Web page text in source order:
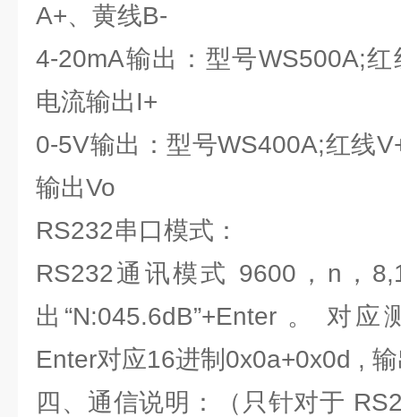
A+、黄线B-
4-20mA输出：型号WS500A;
电流输出I+
0-5V输出：型号WS400A;红线
输出Vo
RS232串口模式：
RS232通讯模式 9600，n，
出“N:045.6dB”+Enter 。 对
Enter对应16进制0x0a+0x0d ,
四、通信说明：（只针对于